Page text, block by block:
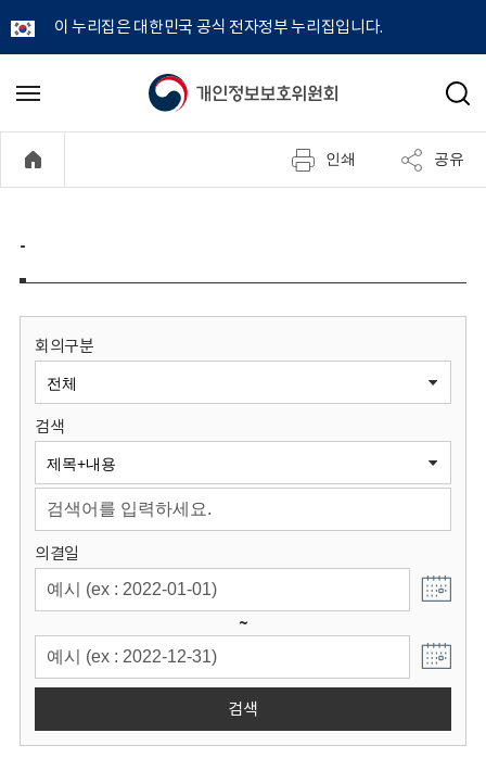
이 누리집은 대한민국 공식 전자정부 누리집입니다.
개
정
보
원
회
메
기
검
인쇄 공유
-
회의구분
검색
의결일
~
검색